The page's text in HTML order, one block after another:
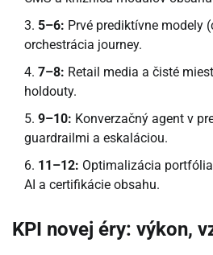
5–6: Prvé prediktívne modely
orchestrácia journey.
7–8: Retail media a čisté
holdouty.
9–10: Konverzačný agent v
guardrailmi a eskaláciou.
11–12: Optimalizácia
AI a certifikácie obsahu.
KPI novej éry: výkon,